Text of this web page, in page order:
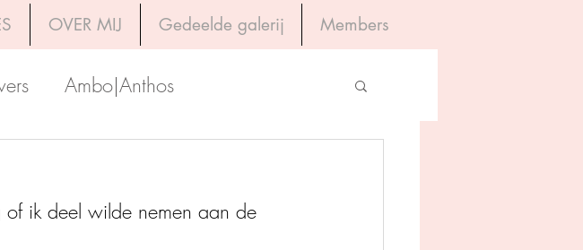
OVER MIJ Gedeelde galerij Members
Ambo|Anthos
Sijthoff
Uitgevers
ik deel wilde nemen aan de